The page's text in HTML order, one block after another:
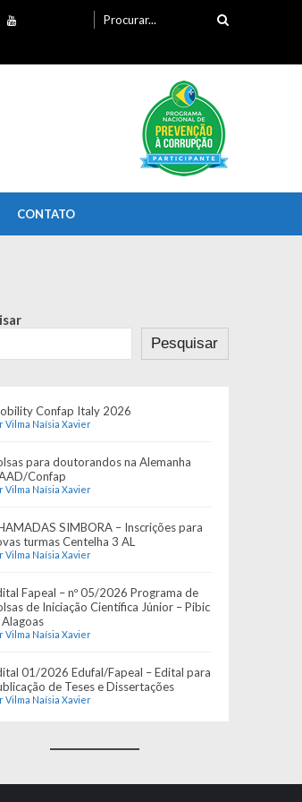
por:
CONTATO
Pesquisar
Confap Italy 2026
Vilma Naísia Xavier
para doutorandos na Alemanha
Confap
Vilma Naísia Xavier
SIMBORA – Inscrições para
turmas Centelha 3 AL
Vilma Naísia Xavier
Fapeal – nº 05/2026 Programa de
de Iniciação Científica Júnior – Pibic
Alagoas
Vilma Naísia Xavier
01/2026 Edufal/Fapeal – Edital para
de Teses e Dissertações
Vilma Naísia Xavier